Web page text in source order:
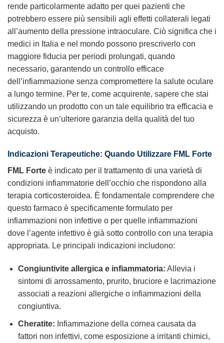
rende particolarmente adatto per quei pazienti che
potrebbero essere più sensibili agli effetti collaterali legati
all’aumento della pressione intraoculare. Ciò significa che i
medici in Italia e nel mondo possono prescriverlo con
maggiore fiducia per periodi prolungati, quando
necessario, garantendo un controllo efficace
dell’infiammazione senza compromettere la salute oculare
a lungo termine. Per te, come acquirente, sapere che stai
utilizzando un prodotto con un tale equilibrio tra efficacia e
sicurezza è un’ulteriore garanzia della qualità del tuo
acquisto.
Indicazioni Terapeutiche: Quando Utilizzare FML Forte
FML Forte è indicato per il trattamento di una varietà di
condizioni infiammatorie dell’occhio che rispondono alla
terapia corticosteroidea. È fondamentale comprendere che
questo farmaco è specificamente formulato per
infiammazioni non infettive o per quelle infiammazioni
dove l’agente infettivo è già sotto controllo con una terapia
appropriata. Le principali indicazioni includono:
Congiuntivite allergica e infiammatoria: Allevia i
sintomi di arrossamento, prurito, bruciore e lacrimazione
associati a reazioni allergiche o infiammazioni della
congiuntiva.
Cheratite: Infiammazione della cornea causata da
fattori non infettivi, come esposizione a irritanti chimici,